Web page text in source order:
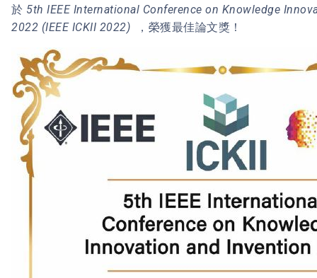
於 5th IEEE International Conference on Knowledge
2022 (IEEE ICKII 2022) ，榮獲最佳論文獎！